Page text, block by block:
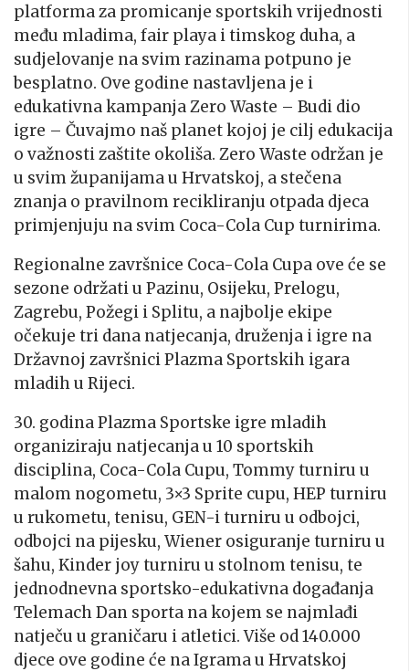
platforma za promicanje sportskih vrijednosti
među mladima, fair playa i timskog duha, a
sudjelovanje na svim razinama potpuno je
besplatno. Ove godine nastavljena je i
edukativna kampanja Zero Waste – Budi dio
igre – Čuvajmo naš planet kojoj je cilj edukacija
o važnosti zaštite okoliša. Zero Waste održan je
u svim županijama u Hrvatskoj, a stečena
znanja o pravilnom recikliranju otpada djeca
primjenjuju na svim Coca-Cola Cup turnirima.
Regionalne završnice Coca-Cola Cupa ove će se
sezone održati u Pazinu, Osijeku, Prelogu,
Zagrebu, Požegi i Splitu, a najbolje ekipe
očekuje tri dana natjecanja, druženja i igre na
Državnoj završnici Plazma Sportskih igara
mladih u Rijeci.
30. godina Plazma Sportske igre mladih
organiziraju natjecanja u 10 sportskih
disciplina, Coca-Cola Cupu, Tommy turniru u
malom nogometu, 3×3 Sprite cupu, HEP turniru
u rukometu, tenisu, GEN-i turniru u odbojci,
odbojci na pijesku, Wiener osiguranje turniru u
šahu, Kinder joy turniru u stolnom tenisu, te
jednodnevna sportsko-edukativna događanja
Telemach Dan sporta na kojem se najmlađi
natječu u graničaru i atletici. Više od 140.000
djece ove godine će na Igrama u Hrvatskoj